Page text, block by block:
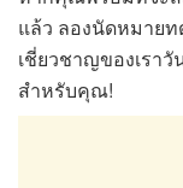
แล้ว ลองนัดหมาย
เชี่ยวชาญของเรา
สำหรับคุณ!